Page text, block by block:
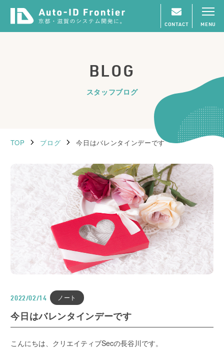
CONTACT MENU
BLOG
スタッフブログ
TOP ブログ 今日はバレンタインデーです
2022/02/14 ノート
今日はバレンタインデーです
こんにちは、クリエイティブSecの長谷川です。